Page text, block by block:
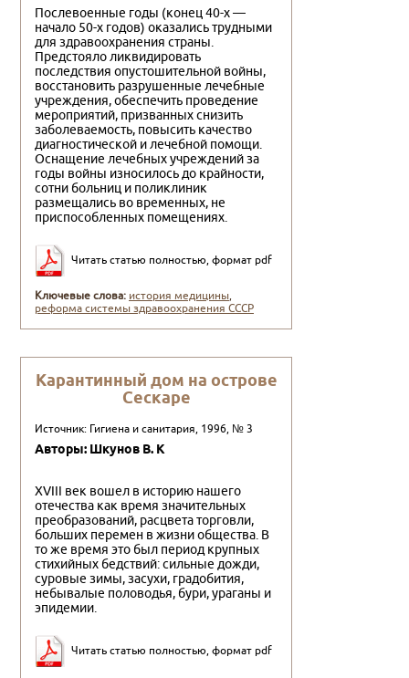
Послевоенные годы (конец 40-х —
начало 50-х годов) оказались трудными
для здравоохранения страны.
Предстояло ликвидировать
последствия опустошительной войны,
восстановить разрушенные лечебные
учреждения, обеспечить проведение
мероприятий, призванных снизить
заболеваемость, повысить качество
диагностической и лечебной помощи.
Оснащение лечебных учреждений за
годы войны износилось до крайности,
сотни больниц и поликлиник
размещались во временных, не
приспособленных помещениях.
Читать статью полностью, формат pdf
Ключевые слова: история медицины,
реформа системы здравоохранения СССР
Карантинный дом на острове
Сескаре
Источник: Гигиена и санитария, 1996, № 3
Авторы: Шкунов В. К
XVIII век вошел в историю нашего
отечества как время значительных
преобразований, расцвета торговли,
больших перемен в жизни общества. В
то же время это был период крупных
стихийных бедствий: сильные дожди,
суровые зимы, засухи, градобития,
небывалые половодья, бури, ураганы и
эпидемии.
Читать статью полностью, формат pdf